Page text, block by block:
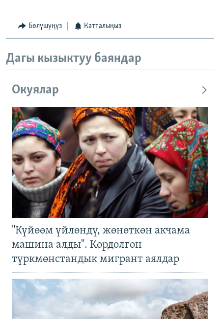
Бөлүшүңүз Катталыңыз
Дагы кызыктуу баяндар
Окуялар
"Күйөөм үйлөндү, жөнөткөн акчама
машина алды". Кордолгон
түркмөнстандык мигрант аялдар